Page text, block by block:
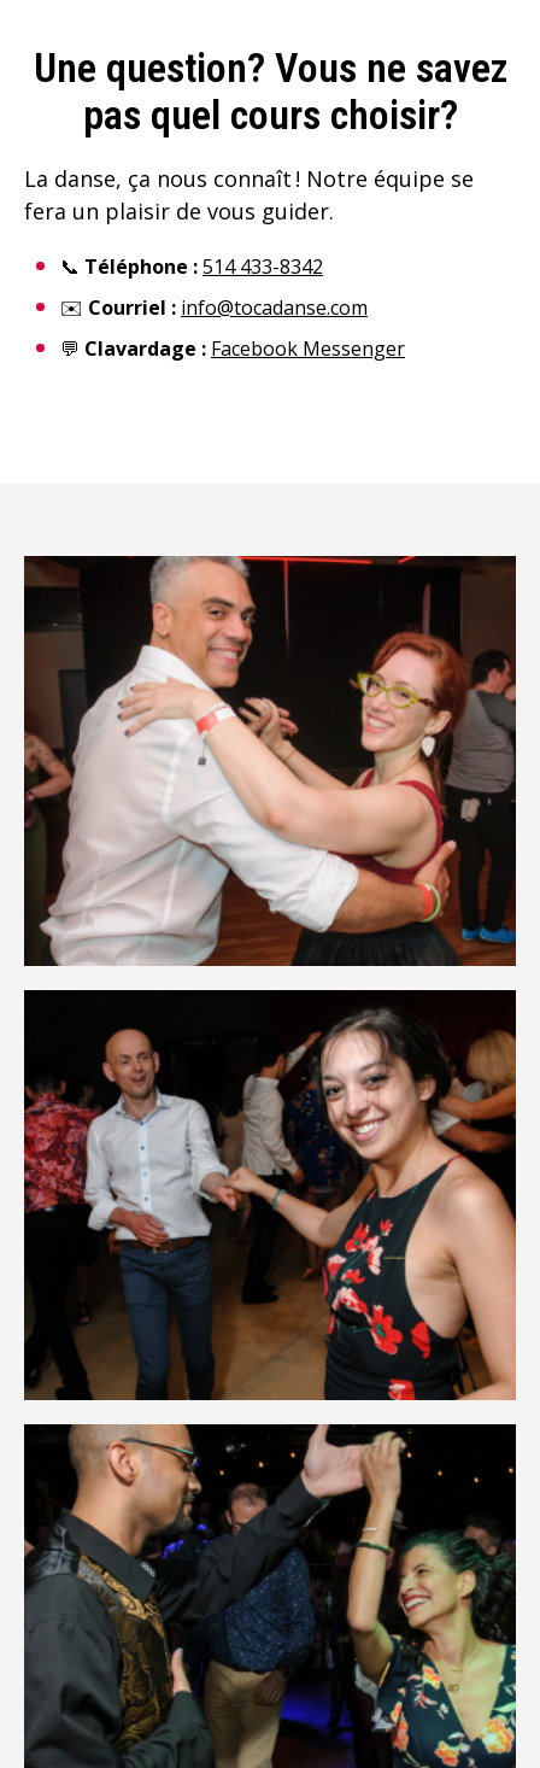
Une question? Vous ne savez
pas quel cours choisir?
La danse, ça nous connaît ! Notre équipe se
fera un plaisir de vous guider.
📞 Téléphone :514 433-8342
✉️ Courriel : info@tocadanse.com
💬 Clavardage : Facebook Messenger